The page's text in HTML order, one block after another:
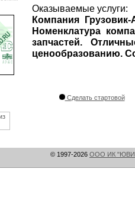
Оказываемые услуги:
Компания
Номенклатура
запчастей.
ценообразованию.
Сделать стартовой
© 1997-2026 ООО ИК